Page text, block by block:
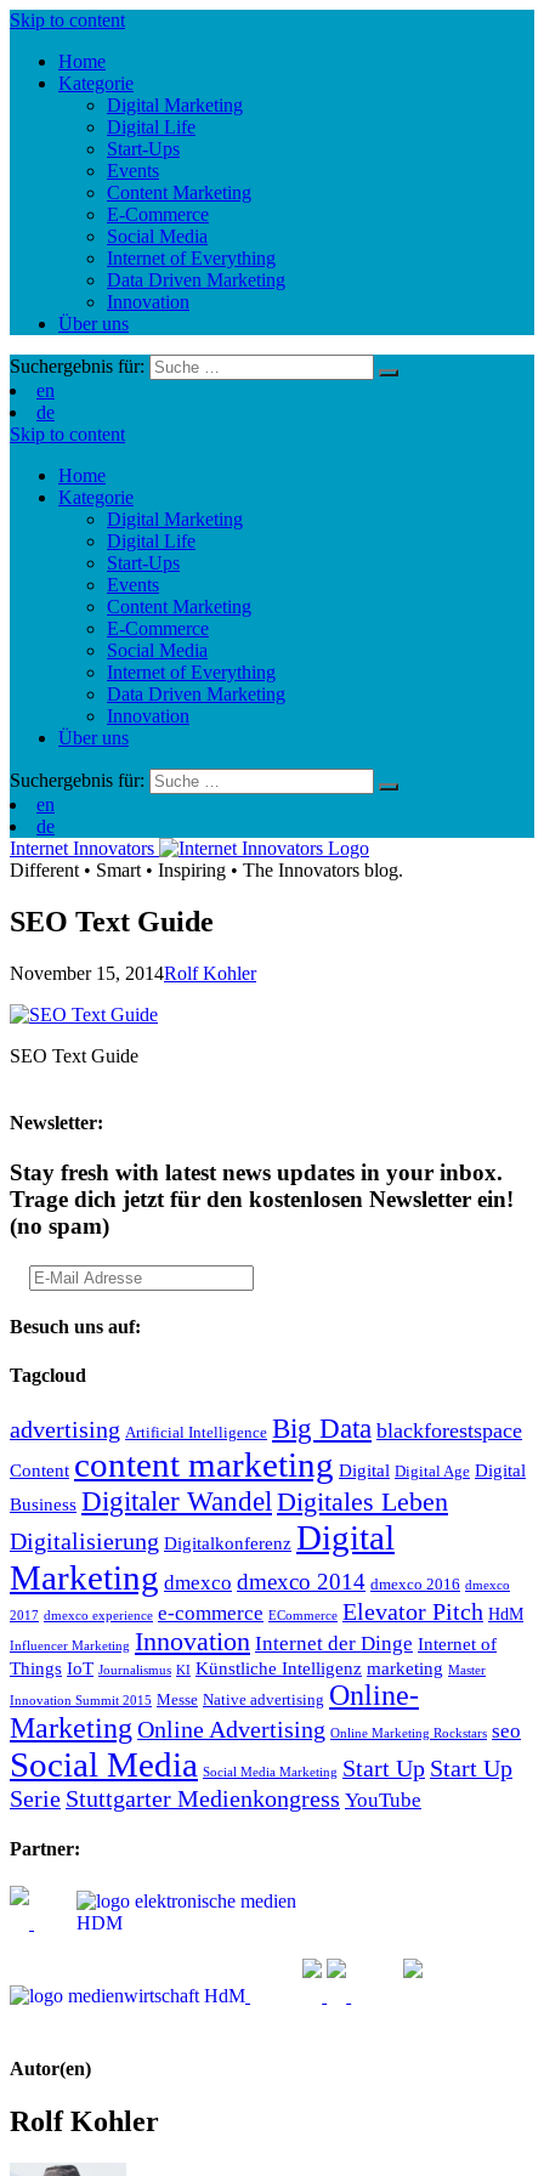
Skip to content
Home
Kategorie
Digital Marketing
Digital Life
Start-Ups
Events
Content Marketing
E-Commerce
Social Media
Internet of Everything
Data Driven Marketing
Innovation
Über uns
Suchergebnis für:
en
de
Skip to content
Home
Kategorie
Digital Marketing
Digital Life
Start-Ups
Events
Content Marketing
E-Commerce
Social Media
Internet of Everything
Data Driven Marketing
Innovation
Über uns
Suchergebnis für:
en
de
Internet Innovators
Different • Smart • Inspiring • The Innovators blog.
SEO Text Guide
November 15, 2014Rolf Kohler
SEO Text Guide
Newsletter:
Stay fresh with latest news updates in your inbox.
Trage dich jetzt für den kostenlosen Newsletter ein!
(no spam)
Besuch uns auf:
Tagcloud
advertising Artificial Intelligence Big Data blackforestspace
Content content marketing Digital Digital Age Digital
Business Digitaler Wandel Digitales Leben
Digitalisierung Digitalkonferenz Digital
Marketing dmexco dmexco 2014 dmexco 2016 dmexco
2017 dmexco experience e-commerce ECommerce Elevator Pitch HdM
Influencer Marketing Innovation Internet der Dinge Internet of
Things IoT Journalismus KI Künstliche Intelligenz marketing Master
Innovation Summit 2015 Messe Native advertising Online-
Marketing Online Advertising Online Marketing Rockstars seo
Social Media Social Media Marketing Start Up Start Up
Serie Stuttgarter Medienkongress YouTube
Partner:
Autor(en)
Rolf Kohler